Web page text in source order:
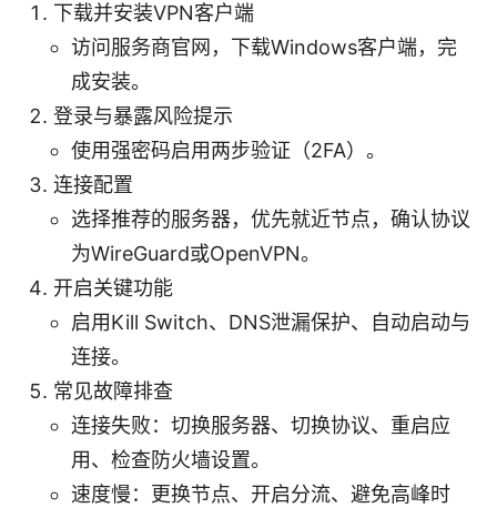
下载并安装VPN客户端
访问服务商官网，下载Windows客户端，完
成安装。
登录与暴露风险提示
使用强密码启用两步验证（2FA）。
连接配置
选择推荐的服务器，优先就近节点，确认协议
为WireGuard或OpenVPN。
开启关键功能
启用Kill Switch、DNS泄漏保护、自动启动与
连接。
常见故障排查
连接失败：切换服务器、切换协议、重启应
用、检查防火墙设置。
速度慢：更换节点、开启分流、避免高峰时